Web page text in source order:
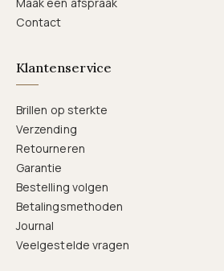
Contact
Klantenservice
Brillen op sterkte
Verzending
Retourneren
Garantie
Bestelling volgen
Betalingsmethoden
Journal
Veelgestelde vragen